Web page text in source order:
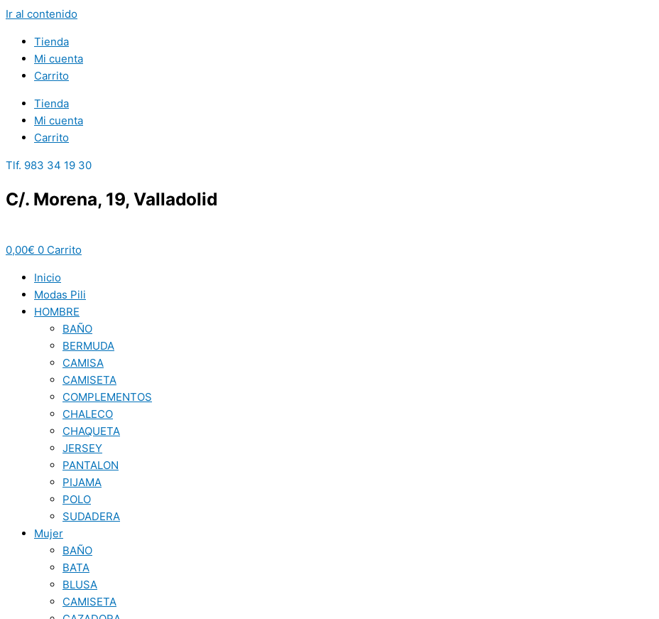
Ir al contenido
Tienda
Mi cuenta
Carrito
Tienda
Mi cuenta
Carrito
Tlf. 983 34 19 30
C/. Morena, 19, Valladolid
0,00€ 0 Carrito
Inicio
Modas Pili
HOMBRE
BAÑO
BERMUDA
CAMISA
CAMISETA
COMPLEMENTOS
CHALECO
CHAQUETA
JERSEY
PANTALON
PIJAMA
POLO
SUDADERA
Mujer
BAÑO
BATA
BLUSA
CAMISETA